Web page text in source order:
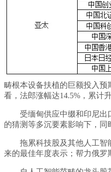
畴根本设备扶植的巨额投入预
看，法郎涨幅达14.5%，累计
受缅甸供应中缀和印尼出口
的猜测等多沉要素影响下，同
拖累科技股及其他人工智能
来的最佳年度表示；帮力俄罗